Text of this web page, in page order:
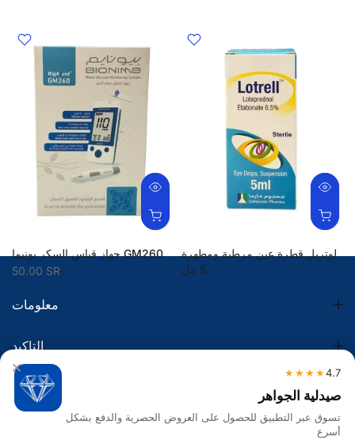
جهاز قياس السكر بونيما GM260
50.00 SR
لوتريل قطرة عين مرطبة ومطهرة
5 مل
معلومات
التاكيد
الضريبة
تواصل معنا
× 4.7
★★★★
صيدلية الجواهر
تسوق عبر التطبيق للحصول على العروض الحصرية والدفع بشكل
أسرع